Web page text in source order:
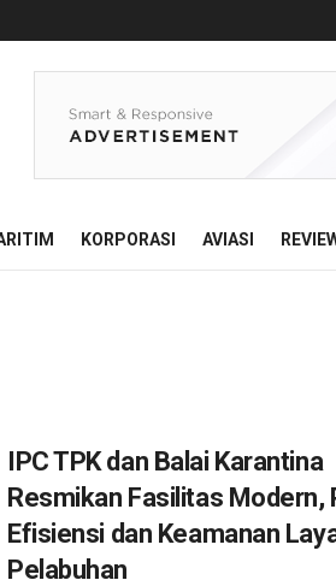
KORPORASI AVIASI
IPC TPK dan Balai Karantina
Resmikan Fasilitas Modern,
Efisiensi dan Keamanan
Pelabuhan